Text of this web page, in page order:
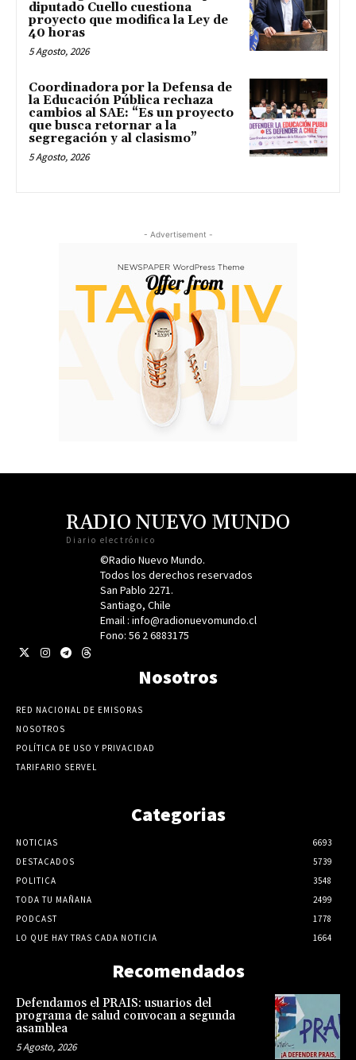
diputado Cuello cuestiona
proyecto que modifica la Ley de
40 horas
5 Agosto, 2026
Coordinadora por la Defensa de
la Educación Pública rechaza
cambios al SAE: “Es un proyecto
que busca retornar a la
segregación y al clasismo”
5 Agosto, 2026
- Advertisement -
RADIO NUEVO MUNDO
Diario electrónico
©Radio Nuevo Mundo.
Todos los derechos reservados
San Pablo 2271.
Santiago, Chile
Email : info@radionuevomundo.cl
Fono: 56 2 6883175
Nosotros
RED NACIONAL DE EMISORAS
NOSOTROS
POLÍTICA DE USO Y PRIVACIDAD
TARIFARIO SERVEL
Categorias
NOTICIAS
6693
DESTACADOS
5739
POLITICA
3548
TODA TU MAÑANA
2499
PODCAST
1778
LO QUE HAY TRAS CADA NOTICIA
1664
Recomendados
Defendamos el PRAIS: usuarios del
programa de salud convocan a segunda
asamblea
5 Agosto, 2026